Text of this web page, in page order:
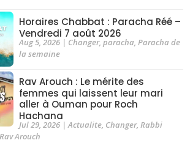
Horaires Chabbat : Paracha Réé –
Vendredi 7 août 2026
Aug 5, 2026| Changer, paracha, Paracha de
la semaine
Rav Arouch : Le mérite des
femmes qui laissent leur mari
aller à Ouman pour Roch
Hachana
Jul 29, 2026|Actualite, Changer, Rabbi
Rav Arouch